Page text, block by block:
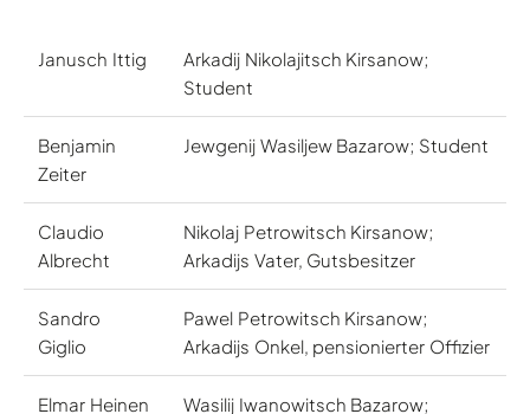
Janusch Ittig
Arkadij Nikolajitsch Kirsanow;
Student
Benjamin
Zeiter
Jewgenij Wasiljew Bazarow; Student
Claudio
Albrecht
Nikolaj Petrowitsch Kirsanow;
Arkadijs Vater, Gutsbesitzer
Sandro
Giglio
Pawel Petrowitsch Kirsanow;
Arkadijs Onkel, pensionierter Offizier
Elmar Heinen
Wasilij Iwanowitsch Bazarow;